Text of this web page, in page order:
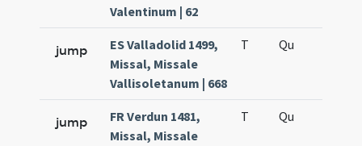
Valentinum | 62
jump
ES Valladolid 1499,
Missal, Missale
Vallisoletanum | 668
T Qu
jump
FR Verdun 1481,
Missal, Missale
T Qu